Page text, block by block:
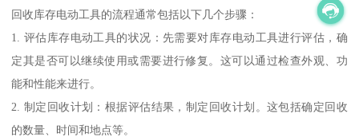
回收库存电动工具的流程通常包括以下几个步骤：
1. 评估库存电动工具的状况：先需要对库存电动工具进行评估，确
定其是否可以继续使用或需要进行修复。这可以通过检查外观、功
能和性能来进行。
2. 制定回收计划：根据评估结果，制定回收计划。这包括确定回收
的数量、时间和地点等。